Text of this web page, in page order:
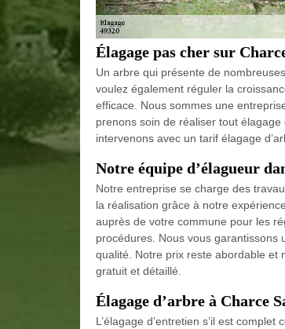
Élagage pas cher sur
Un arbre qui présente de
voulez également réguler la
efficace. Nous sommes une
prenons soin de réaliser tout
intervenons avec un tarif élagage
Notre équipe d’élagueur
Notre entreprise se charge des
la réalisation grâce à notre
auprès de votre commune pour les
procédures. Nous vous garantissons
qualité. Notre prix reste abordable et
gratuit et détaillé.
Élagage d’arbre à Charce
L’élagage d’entretien s’il est